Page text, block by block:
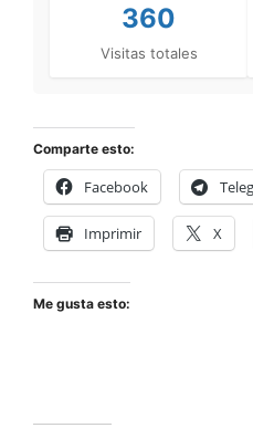
360
Visitas totales
Comparte esto:
Facebook
Imprimir X
Me gusta esto: